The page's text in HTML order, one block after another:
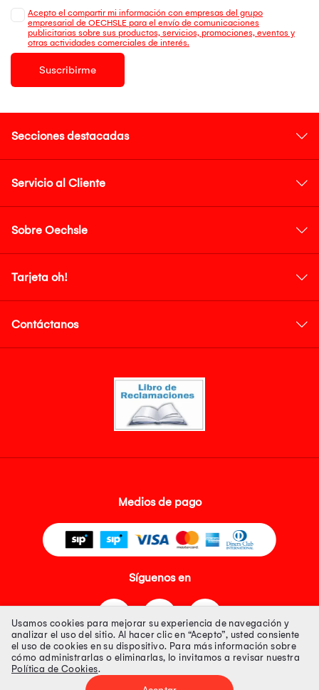
Acepto el compartir mi información con empresas del grupo
empresarial de OECHSLE para el envío de comunicaciones
publicitarias sobre sus productos, servicios, promociones, eventos y
otras actividades comerciales de interés.
Suscribirme
Secciones destacadas
Servicio al Cliente
Sobre Oechsle
Tarjeta oh!
Contáctanos
Medios de pago
Síguenos en
Tienda 100% Segura
Usamos cookies para mejorar su experiencia de navegación y
analizar el uso del sitio. Al hacer clic en “Acepto”, usted consiente
el uso de cookies en su dispositivo. Para más información sobre
cómo administrarlas o eliminarlas, lo invitamos a revisar nuestra
Política de Cookies.